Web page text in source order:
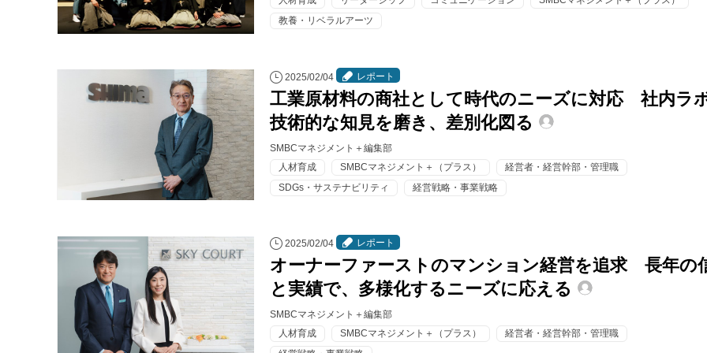
教養・リベラルアーツ
2025/02/04 レポート
工業原材料の商社として時代のニーズに対応 社内ラ
技術的な知見を磨き、差別化図る
SMBCマネジメント＋編集部
人材育成
SMBCマネジメント＋（プラス）
経営者・経営幹部・管理職
SDGs・サステナビリティ
経営戦略・事業戦略
2025/02/04 レポート
オーナーファーストのマンション経営を追求 長年の
と実績で、多様化するニーズに応える
SMBCマネジメント＋編集部
人材育成
SMBCマネジメント＋（プラス）
経営者・経営幹部・管理職